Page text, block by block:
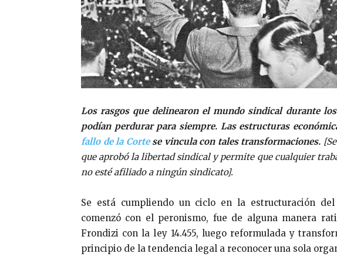
Los rasgos que delinearon el mundo sindical durante
podían perdurar para siempre. Las estructuras
fallo de la Corte se vincula con tales transformaciones.
que aprobó la libertad sindical y permite que cualquier
no esté afiliado a ningún sindicato].
Se está cumpliendo un ciclo en la estructuración
comenzó con el peronismo, fue de alguna manera
Frondizi con la ley 14.455, luego reformulada y
principio de la tendencia legal a reconocer una sola